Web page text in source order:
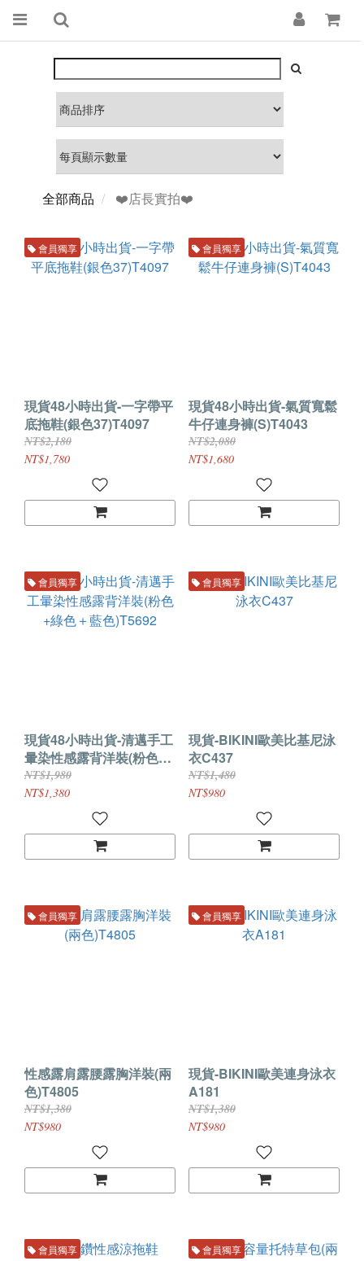
全部商品 ❤️店長實拍❤️
會員獨享
現貨48小時出貨-一字帶平
底拖鞋(銀色37)T4097
NT$2,180
NT$1,780
會員獨享
現貨48小時出貨-氣質寬鬆
牛仔連身褲(S)T4043
NT$2,080
NT$1,680
會員獨享
現貨48小時出貨-清邁手工
暈染性感露背洋裝(粉色
+綠色＋藍色)T5692
NT$1,980
NT$1,380
會員獨享
現貨-BIKINI歐美比基尼泳
衣C437
NT$1,480
NT$980
會員獨享
性感露肩露腰露胸洋裝(兩
色)T4805
NT$1,380
NT$980
會員獨享
現貨-BIKINI歐美連身泳衣
A181
NT$1,380
NT$980
會員獨享 會員獨享